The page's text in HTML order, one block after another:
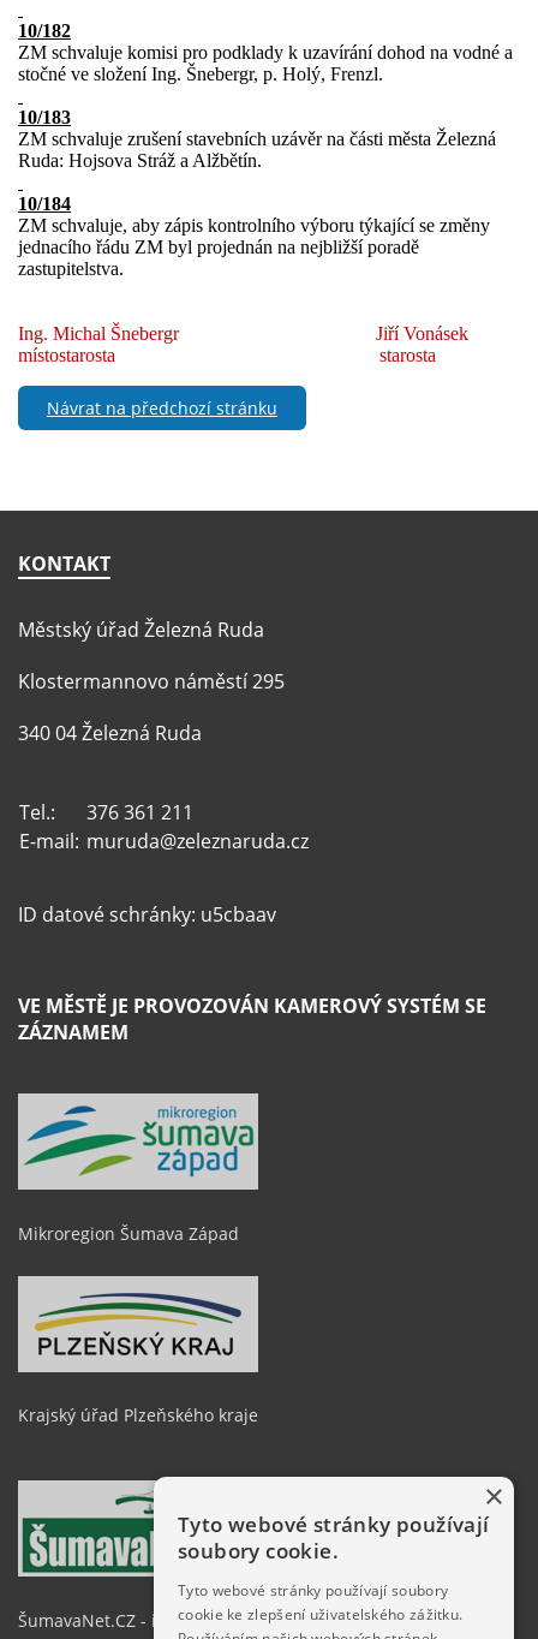
10/182
ZM schvaluje komisi pro podklady k uzavírání dohod na vodné a
stočné ve složení Ing. Šnebergr, p. Holý, Frenzl.
10/183
ZM schvaluje zrušení stavebních uzávěr na části města Železná
Ruda: Hojsova Stráž a Alžbětín.
10/184
ZM schvaluje, aby zápis kontrolního výboru týkající se změny
jednacího řádu ZM byl projednán na nejbližší poradě
zastupitelstva.
Ing. Michal Šnebergr
Jiří Vonásek
místostarosta
starosta
Návrat na předchozí stránku
KONTAKT
Městský úřad Železná Ruda
Klostermannovo náměstí 295
340 04 Železná Ruda
Tel.:
376 361 211
E-mail: muruda@zeleznaruda.cz
ID datové schránky: u5cbaav
VE MĚSTĚ JE PROVOZOVÁN KAMEROVÝ SYSTÉM SE
ZÁZNAMEM
Mikroregion Šumava Západ
Krajský úřad Plzeňského kraje
ŠumavaNet.CZ - informace o regionu
×
Tyto webové stránky používají
soubory cookie.
Tyto webové stránky používají soubory
cookie ke zlepšení uživatelského zážitku.